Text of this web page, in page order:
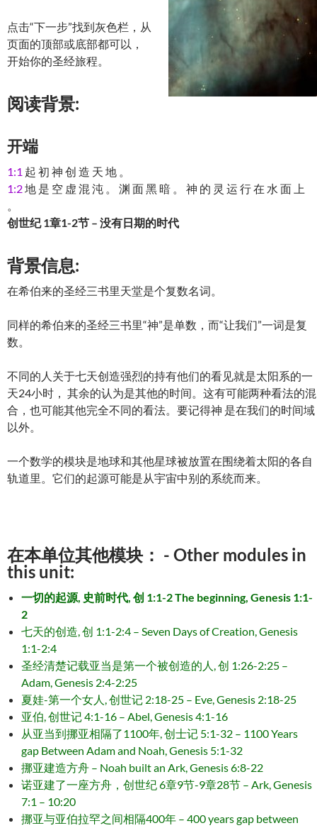
点击“下一步”找到灰色栏，从
页面的顶部或底部都可以，
开始你的圣经旅程。
阅读背景:
开端
1:1 起 初 神 创 造 天 地 。
1:2地 是 空 虚 混 沌 。 渊 面 黑 暗 。 神 的 灵 运 行 在 水 面 上
。
创世纪 1章1-2节 – 没有日期的时代
背景信息:
在希伯来的圣经三书里天堂是个复数名词。
同样的希伯来的圣经三书里“神”是单数，而“让我们”一词是复
数。
不同的人关于七天创造强烈的持有他们的看见就是太阳系的一
天24小时， 其余的认为是其他的时间。这有可能两种看法的混
合，也可能其他完全不同的看法。要记得神 是在我们的时间域
以外。
一个数学的模块是地球和其他星球被放置在围绕着太阳的各自
轨道里。它们的起源可能是从宇宙中别的系统而来。
在本单位其他模块： - Other modules in
this unit:
一切的起源, 史前时代, 创 1:1-2 The beginning, Genesis 1:1-
2
七天的创造, 创 1:1-2:4 – Seven Days of Creation, Genesis
1:1-2:4
圣经清楚记载亚当是第一个被创造的人, 创 1:26-2:25 –
Adam, Genesis 2:4-2:25
夏娃-第一个女人, 创世记 2:18-25 – Eve, Genesis 2:18-25
亚伯, 创世记 4:1-16 – Abel, Genesis 4:1-16
从亚当到挪亚相隔了1100年, 创士记 5:1-32 – 1100 Years
gap Between Adam and Noah, Genesis 5:1-32
挪亚建造方舟 – Noah built an Ark, Genesis 6:8-22
诺亚建了一座方舟，创世纪 6章9节-9章28节 – Ark, Genesis
7:1 – 10:20
挪亚与亚伯拉罕之间相隔400年 – 400 years gap between